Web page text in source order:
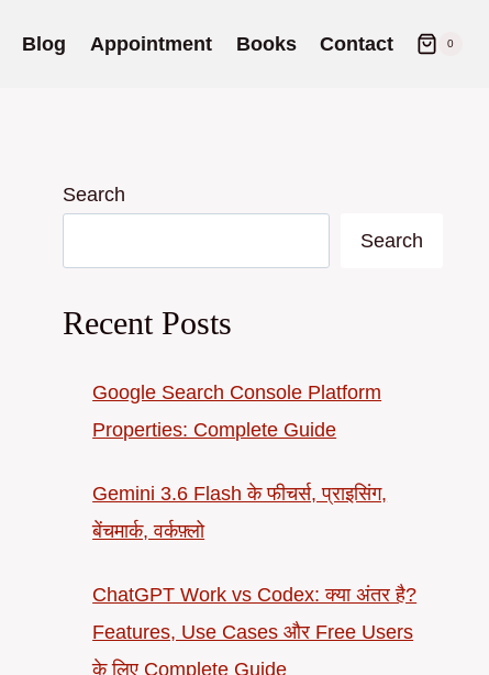
Blog Appointment Books Contact 0
Search
Search
Recent Posts
Google Search Console Platform
Properties: Complete Guide
Gemini 3.6 Flash के फीचर्स, प्राइसिंग,
बेंचमार्क, वर्कफ़्लो
ChatGPT Work vs Codex: क्या अंतर है?
Features, Use Cases और Free Users
के लिए Complete Guide